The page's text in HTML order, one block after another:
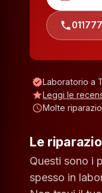
phone
verifiedLaboratorio a
starLeggi le
scheduleMolte
Le
Questi sono i
spesso in